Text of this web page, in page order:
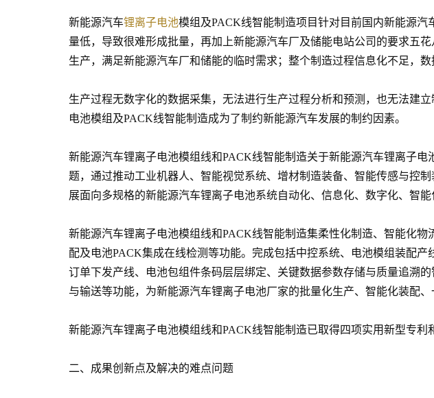
新能源汽车锂离子电池模组及PACK线智能制造项目针对目前国内新能源
量低，导致很难形成批量，再加上新能源汽车厂及储能电站公司的要求五
生产，满足新能源汽车厂和储能的临时需求；整个制造过程信息化不足，数
生产过程无数字化的数据采集，无法进行生产过程分析和预测，也无法建
电池模组及PACK线智能制造成为了制约新能源汽车发展的制约因素。
新能源汽车锂离子电池模组线和PACK线智能制造关于新能源汽车锂离子
题，通过推动工业机器人、智能视觉系统、增材制造装备、智能传感与控
展面向多规格的新能源汽车锂离子电池系统自动化、信息化、数字化、智能
新能源汽车锂离子电池模组线和PACK线智能制造集柔性化制造、智能化
配及电池PACK集成在线检测等功能。完成包括中控系统、电池模组装配
订单下发产线、电池包组件条码层层绑定、关键数据参数存储与质量追溯
与输送等功能，为新能源汽车锂离子电池厂家的批量化生产、智能化装配
新能源汽车锂离子电池模组线和PACK线智能制造已取得四项实用新型专利
二、成果创新点及解决的难点问题